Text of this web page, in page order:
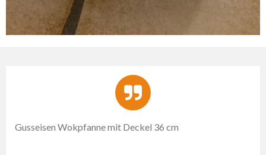
Gusseisen Wokpfanne mit Deckel 36 cm